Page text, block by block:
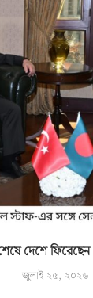
দেশে ফিরেছেন
জুলাই ২৫, ২০২৬